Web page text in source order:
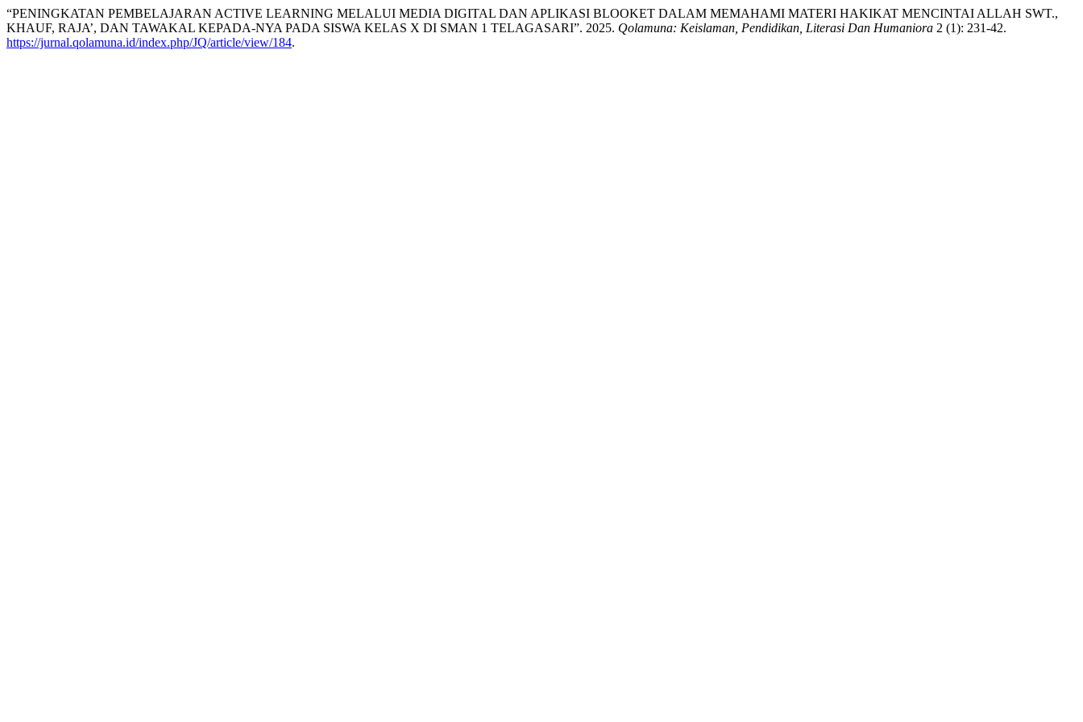
“PENINGKATAN PEMBELAJARAN ACTIVE LEARNING MELALUI MEDIA DIGITAL DAN APLIKASI BLOOKET DALAM MEMAHAMI MATERI HAKIKAT MENCINTAI ALLAH SWT.,
KHAUF, RAJA’, DAN TAWAKAL KEPADA-NYA PADA SISWA KELAS X DI SMAN 1 TELAGASARI”. 2025. Qolamuna: Keislaman, Pendidikan, Literasi Dan Humaniora 2 (1): 231-42.
https://jurnal.qolamuna.id/index.php/JQ/article/view/184.